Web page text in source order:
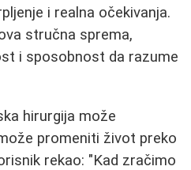
i realna očekivanja.
stručna sprema,
i sposobnost da razume
hirurgija može
promeniti život preko
rekao: "Kad zračimo